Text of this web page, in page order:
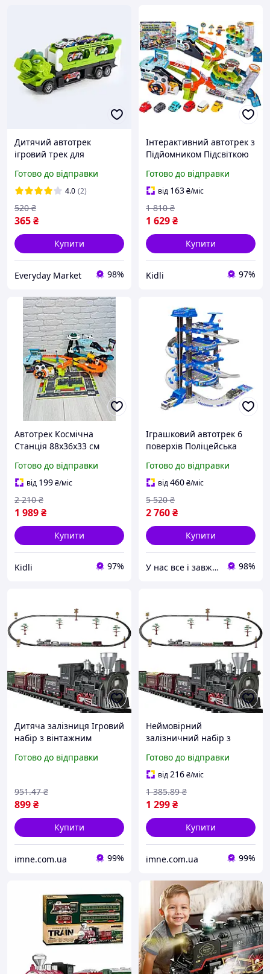
Дитячий автотрек
ігровий трек для
дитячий трек паркінг
динозавр ігровий
комплекс для дітей
Готово до відправки
4.0 (2)
365₴
520 ₴
Купити
Everyday Market 98%
Інтерактивний автотрек з
Підйомником Підсвіткою
Гибка дорога трек з
машинками Українська
мова
Готово до відправки
від 163₴/міс
1 629₴
1 810 ₴
Купити
Kidli 97%
Автотрек Космічна
Станція 88х36х33 см
Паркінг 2в1 Електричний
Ліфт та 6 Міні Машинок
для Дітей 3+ Рочків
Готово до відправки
від 199₴/міс
1 989₴
2 210 ₴
Купити
Kidli 97%
Іграшковий автотрек 6
поверхів Поліцейська
події [78 шт.] магія
Готово до відправки
від460₴/міс
2 760₴
5 520 ₴
Купити
У нас все і завжди 98%
Дитяча залізниця Ігровий
набір з вінтажним
хлопчика 35 деталей
світло звук 141х68см
Готово до відправки
899₴
951.47 ₴
Купити
imne.com.ua 99%
Неймовірний
залізничний набір з
предмети Залізниця
Модель поїзда їде сама 8
вагонів світло звук
Готово до відправки
від216₴/міс
1 299₴
1 385.89 ₴
Купити
imne.com.ua 99%